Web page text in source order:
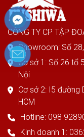
CÔNG TY CP TẬP
Showroom: Số
Cơ sở 1: Số 26 tổ
Nội
Cơ sở 2: I5 đường
HCM
Hotline: 098
Kinh doanh 1: